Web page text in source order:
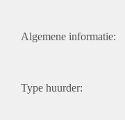
Algemene informatie:
Type huurder: